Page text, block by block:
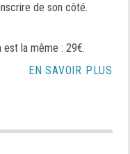
de son côté.
est la même : 29€.
EN SAVOIR PLUS